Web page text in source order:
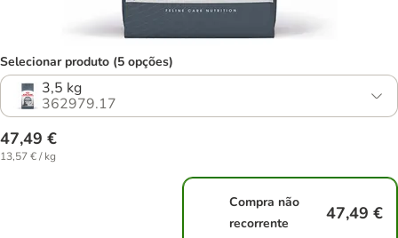
Selecionar produto (5 opções)
3,5 kg
362979.17
47,49 €
13,57 € / kg
Compra não
recorrente
47,49 €